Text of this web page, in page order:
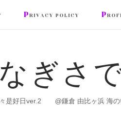
PRIVACY POLICY P
なぎさ
是好日ver.2 @鎌倉 由比ヶ浜 海の